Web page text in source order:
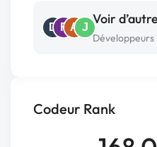
Codeur Rank
D F A J
Voir